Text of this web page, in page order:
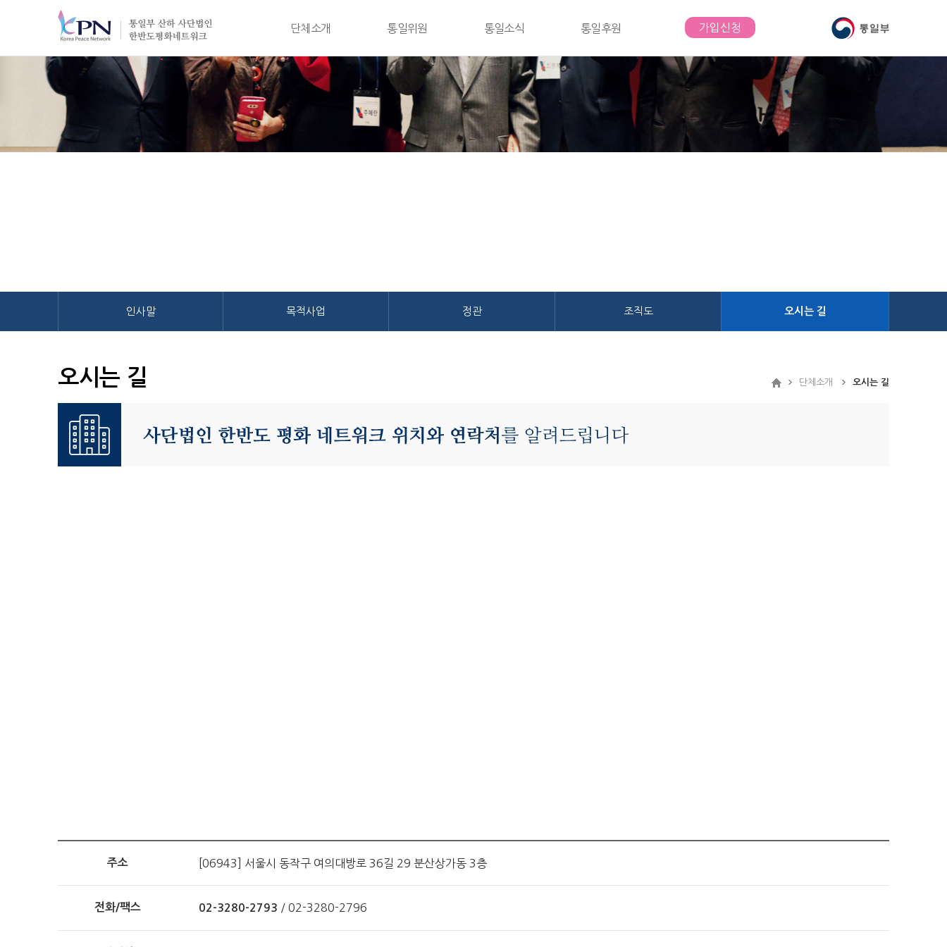
단체소개
인사말
통일위원
통일위원 및 통일관
통일소식
공지사항
보도자료
포토
영상
통일후원
후원 및 가입안내
회원후원인
가입신청
인사말 목적사업 정관 조직도 오시는 길
오시는 길 단체소개 오시는 길
주소 [06943] 서울시 동작구 여의대방로 36길 29 분산상가동 3층
전화/팩스 02-3280-2793 / 02-3280-2796